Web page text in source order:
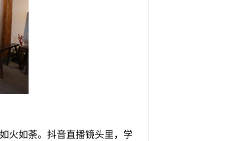
火如荼。抖音直播镜头里，学